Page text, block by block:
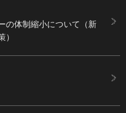
の体制縮小について（新